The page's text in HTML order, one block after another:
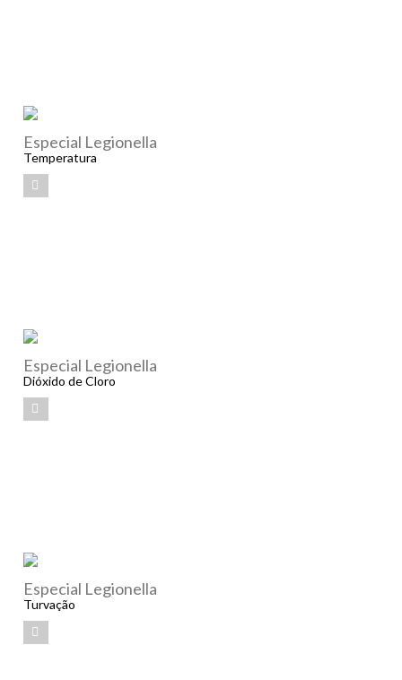
Especial Legionella
Temperatura
Especial Legionella
Dióxido de Cloro
Especial Legionella
Turvação